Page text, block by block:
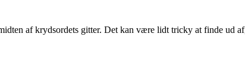
af krydsordets gitter. Det kan være lidt tricky at finde ud